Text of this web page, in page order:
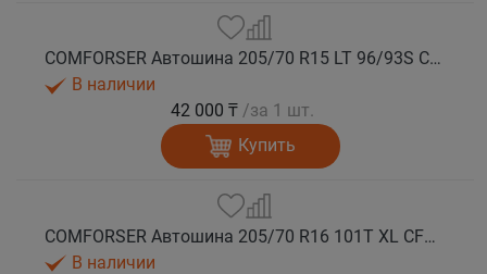
COMFORSER Автошина 205/70 R15 LT 96/93S CF1100 6PR RWL лето
В наличии
42 000 ₸ /за 1 шт.
Купить
COMFORSER Автошина 205/70 R16 101T XL CF1100 RWL лето
В наличии